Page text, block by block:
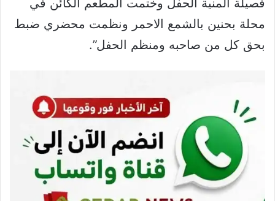
فصيلة المنية الحفل وختمت المطعم الكائن في
محلة بحنين بالشمع الاحمر ونظمت محضري ضبط
بحق كل من صاحبه ومنظم الحفل”.